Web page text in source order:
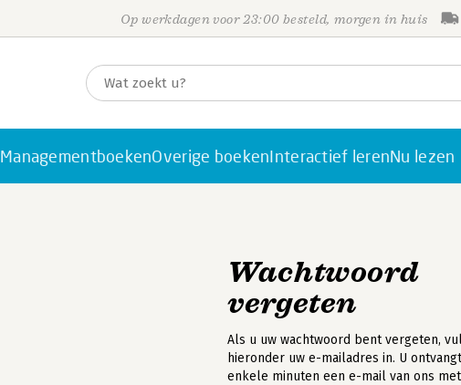
Op werkdagen voor 23:00 besteld, morgen in huis
ManagementboekenOverige boekenInteractief lerenNu lezen
Wachtwoord
vergeten
Als u uw wachtwoord bent vergeten,
hieronder uw e-mailadres in. U
enkele minuten een e-mail van ons